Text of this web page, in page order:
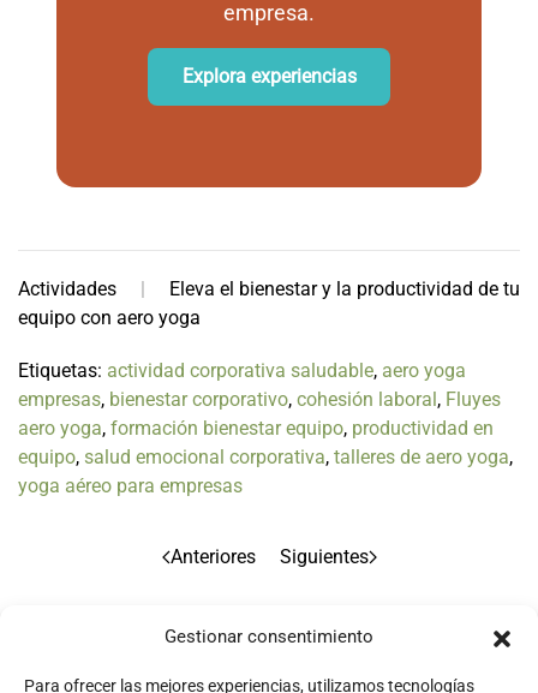
Gestionar consentimiento
Para ofrecer las mejores experiencias, utilizamos tecnologías
empresa.
Explora experiencias
Actividades
Eleva el bienestar y la productividad de tu
equipo con aero yoga
Etiquetas: actividad corporativa saludable, aero yoga
empresas, bienestar corporativo, cohesión laboral , Fluyes
aero yoga, formación bienestar equipo, productividad en
equipo, salud emocional corporativa, talleres de aero yoga,
yoga aéreo para empresas
Anteriores Siguientes